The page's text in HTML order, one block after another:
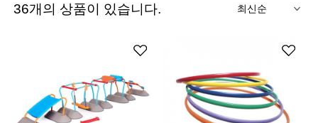
36개의 상품이 있습니다.